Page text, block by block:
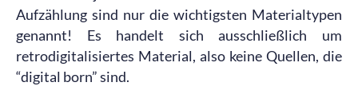
Aufzählung sind nur die wichtigsten Materialtypen
genannt! Es handelt sich ausschließlich um
retrodigitalisiertes Material, also keine Quellen, die
“digital born” sind.